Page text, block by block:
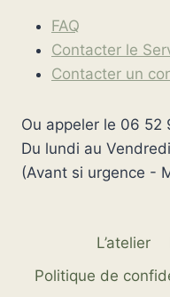
FAQ
Contacter le
Contacter un
Ou appeler le 06 52
Du lundi au
(Avant si urgence -
L’atelier
Politique de